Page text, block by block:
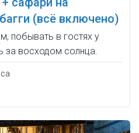
(всё включено)
побывать в гостях у
за восходом солнца.